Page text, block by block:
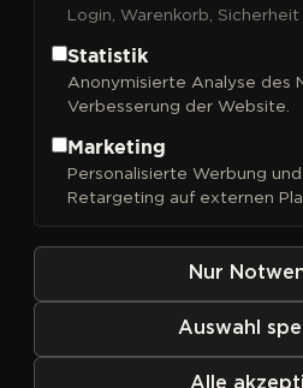
Sortieren nach
Login, Warenkorb,
Statistik
Anonymisierte Analyse des
Verbesserung der Website.
Marketing
Personalisierte Werbung
Retargeting auf externen
Nur
Auswahl
Alle